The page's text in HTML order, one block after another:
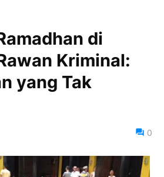
di
Kriminal:
yang Tak
0